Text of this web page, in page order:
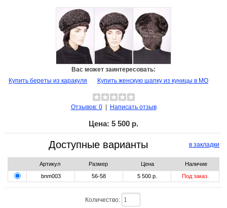
Вас может заинтересовать:
Купить береты из каракуля
Купить женскую шапку из куницы в МО
Отзывов: 0| Написать отзыв
Цена: 5 500 р.
в закладки
Доступные варианты
Артикул Размер Цена
Наличие
bnm003
56-58 5 500 р. Под заказ.
Количество: